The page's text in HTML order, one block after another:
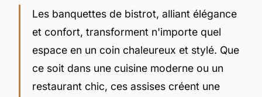
Les banquettes de bistrot, alliant élégance
et confort, transforment n'importe quel
espace en un coin chaleureux et stylé. Que
ce soit dans une cuisine moderne ou un
restaurant chic, ces assises créent une